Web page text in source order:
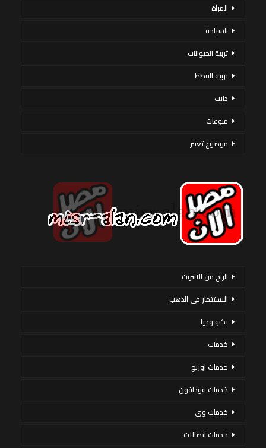
المرأة
السياحة
تربية الحيوانات
تربية القطط
دايت
منوعات
موضوع تعبير
الربح من الانترنت
الاستثمار فى الذهب
تكنولوجيا
خدمات
خدمات اورنج
خدمات فودافون
خدمات وى
خدمات اتصالات